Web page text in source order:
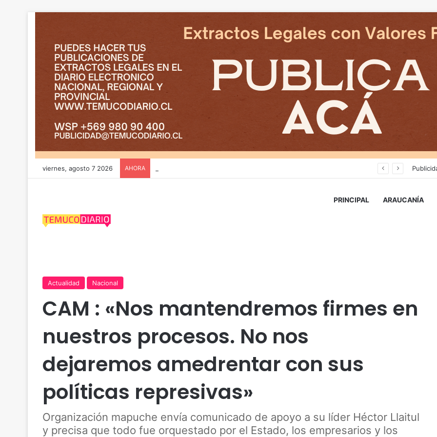
viernes, agosto 7 2026 AHORA
PRINCIPAL ARAUCANÍA
Actualidad Nacional
CAM : «Nos mantendremos firmes en
nuestros procesos. No nos
dejaremos amedrentar con sus
políticas represivas»
Organización mapuche envía comunicado de apoyo a su líder Héctor Llaitul
y precisa que todo fue orquestado por el Estado, los empresarios y los